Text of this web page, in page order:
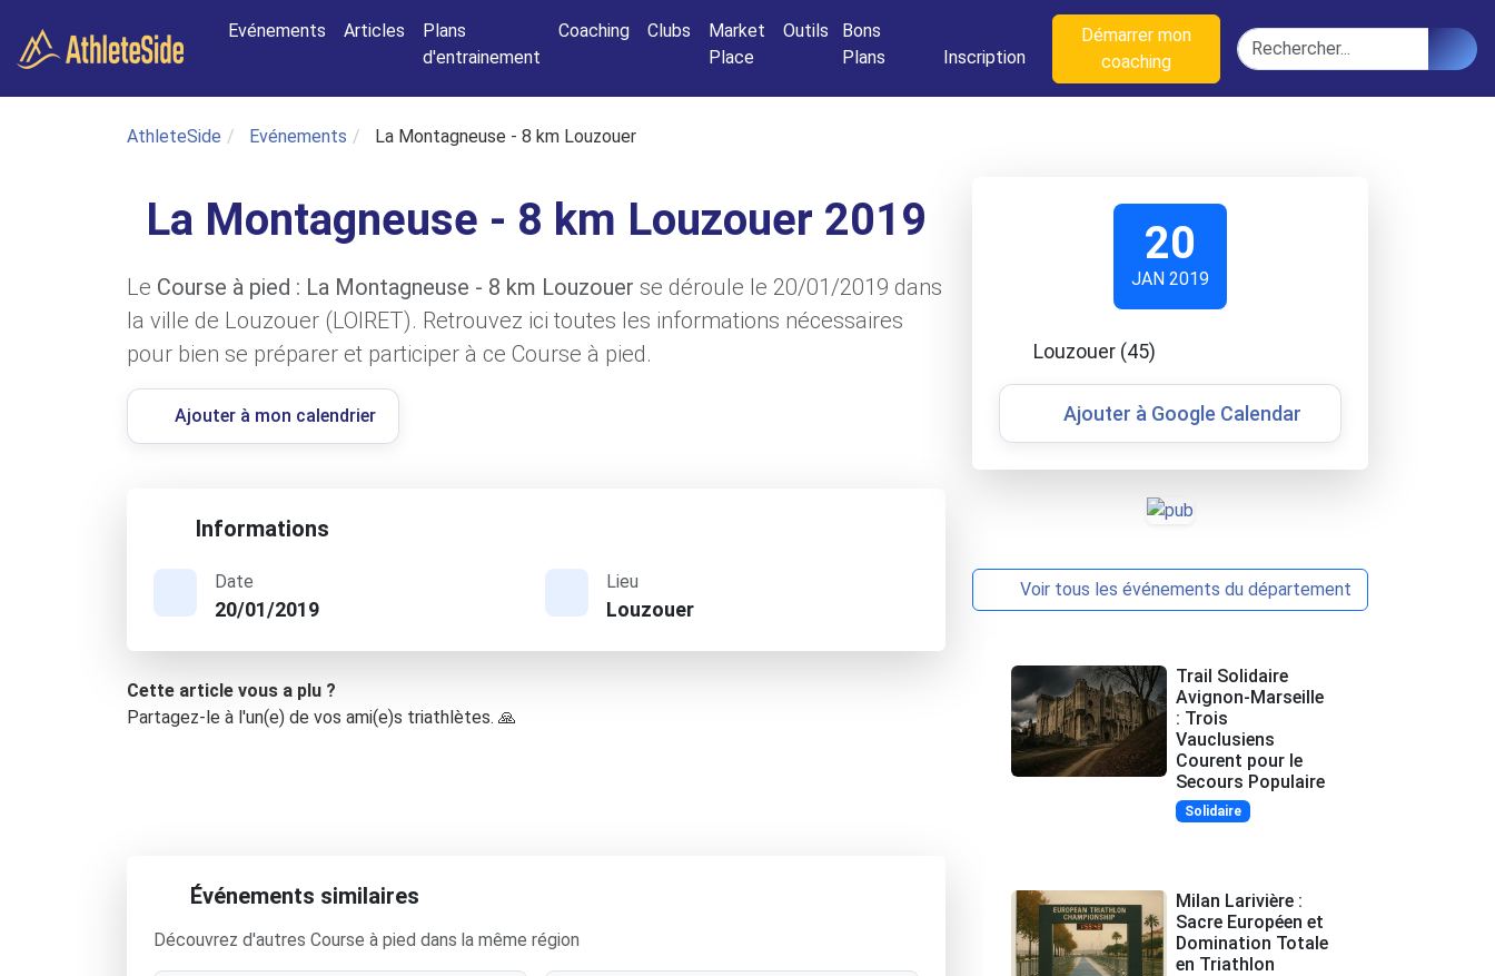
Evénements
Articles
Plans
d'entrainement
Coaching Clubs
Market
Place
Outils
Bons
Plans
Inscription
Démarrer mon
coaching
Rechercher
AthleteSide Evénements La Montagneuse - 8 km Louzouer
La Montagneuse - 8 km Louzouer 2019
Le Course à pied : La Montagneuse - 8 km Louzouer se déroule le 20/01/2019 dans
la ville de Louzouer (LOIRET). Retrouvez ici toutes les informations nécessaires
pour bien se préparer et participer à ce Course à pied.
Ajouter à mon calendrier
Informations
Date
20/01/2019
Lieu
Louzouer
Cette article vous a plu ?
Partagez-le à l'un(e) de vos ami(e)s triathlètes. 🙏
Événements similaires
Découvrez d'autres Course à pied dans la même région
20
JAN 2019
Louzouer (45)
Ajouter à Google Calendar
Voir tous les événements du département
Trail Solidaire
Avignon-Marseille
: Trois
Vauclusiens
Courent pour le
Secours Populaire
Solidaire
Milan Larivière :
Sacre Européen et
Domination Totale
en Triathlon